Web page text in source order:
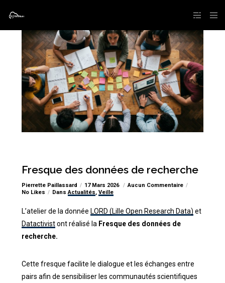
Fresque des données de recherche
Pierrette Paillassard 17 Mars 2026
Aucun Commentaire
No Likes
DansActualités, Veille
L’atelier de la donnée LORD (Lille Open Research Data) et
Datactivistont réalisé la Fresque des données de
recherche.
Cette fresque facilite le dialogue et les échanges entre
pairs afin de sensibiliser les communautés scientifiques